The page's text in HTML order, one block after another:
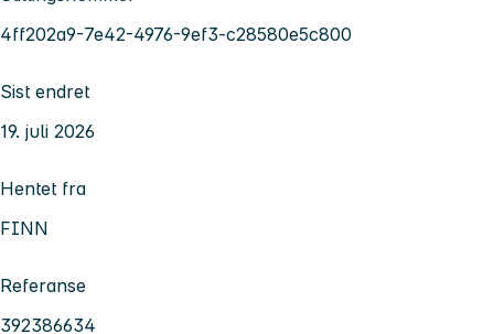
4ff202a9-7e42-4976-9ef3-c28580e5c800
Sist endret
19. juli 2026
Hentet fra
FINN
Referanse
392386634